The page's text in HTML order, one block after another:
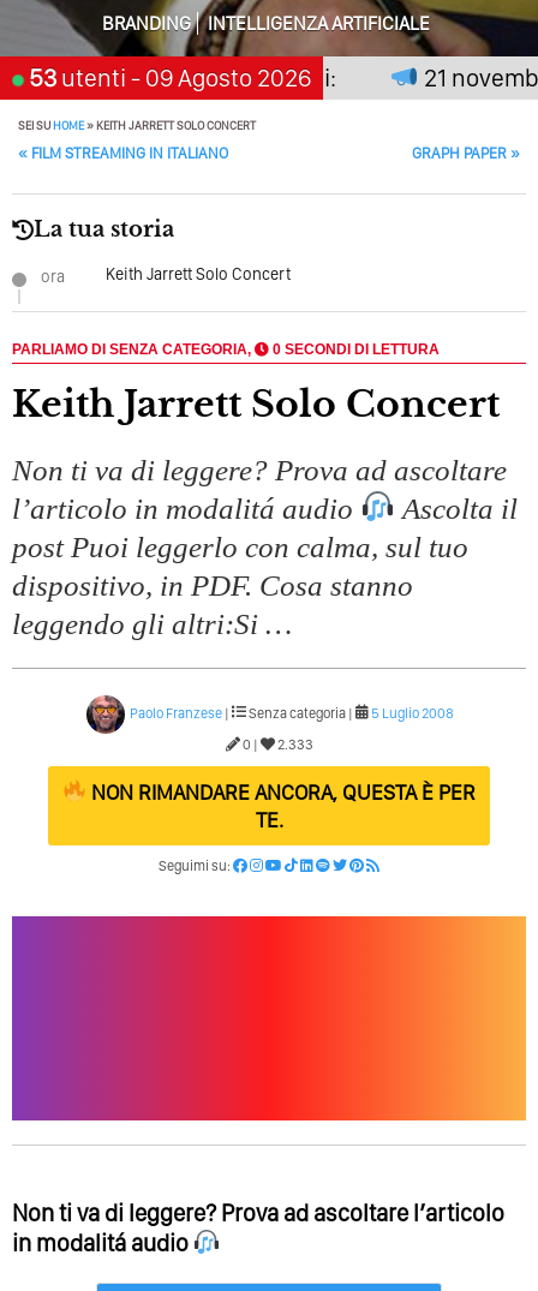
Perché Pubblicare Non Basta Più? Contenuti Di Valore O
Solo Rumore…
Perché Non Guadagni Sui Social Media? Probabilmente
Tutto Peggiorerà
Quali Sono Gli Errori Della Comunicazione Politica? Il
Caso Delle Braccia Incrociate
Come Promuoversi Nel Wedding? Il Mio Intervento Per
L’Accademia Del Wedding
BRANDING
INTELLIGENZA ARTIFICIALE
53 utenti - 09 Agosto 2026
premia chi aspetta, scegli: 21 novembre
SEI SUHOME»KEITH JARRETT SOLO CONCERT
POST NAVIGATION
« FILM STREAMING IN ITALIANO GRAPH PAPER »
La tua storia
ora Keith Jarrett Solo Concert
PARLIAMO DI SENZA CATEGORIA, 0 SECONDI DI LETTURA
Keith Jarrett Solo Concert
Non ti va di leggere? Prova ad ascoltare
l’articolo in modalitá audio
Ascolta il
post Puoi leggerlo con calma, sul tuo
dispositivo, in PDF. Cosa stanno
leggendo gli altri:Si …
Paolo Franzese | Senza categoria |
5 Luglio 2008
0 |
2.333
NON RIMANDARE ANCORA, QUESTA È PER
TE.
Seguimi su:
Non ti va di leggere? Prova ad ascoltare l’articolo
in modalitá audio